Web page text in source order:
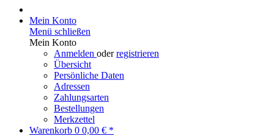
Mein Konto
Menü schließen
Mein Konto
Anmelden oderregistrieren
Übersicht
Persönliche Daten
Adressen
Zahlungsarten
Bestellungen
Merkzettel
Warenkorb 0 0,00 € *